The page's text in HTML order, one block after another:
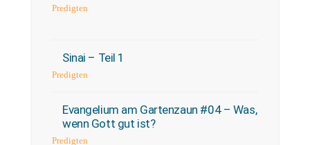
Predigten
Sinai – Teil 1
Predigten
Evangelium am Gartenzaun #04 – Was,
wenn Gott gut ist?
Predigten